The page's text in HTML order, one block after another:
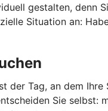
gestalten, denn
Situation an:
der Tag, an dem
Sie selbst: